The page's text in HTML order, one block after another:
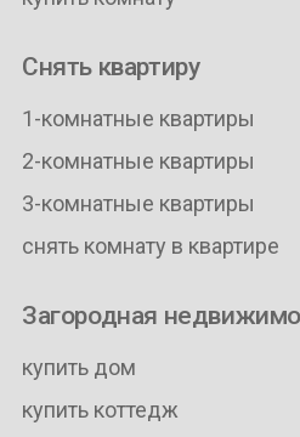
Снять квартиру
1-комнатные квартиры
2-комнатные квартиры
3-комнатные квартиры
снять комнату в квартире
Загородная
купить дом
купить коттедж